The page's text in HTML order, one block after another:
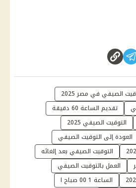
الصيفي في مصر 2025
تقديم الساعة 60 دقيقة
التوقيت الصيفي 2025
العودة إلى التوقيت الصيفي
التوقيت الصيفي بعد إلغائه
العمل بالتوقيت الصيفي
الساعة 1 00 صباح ا